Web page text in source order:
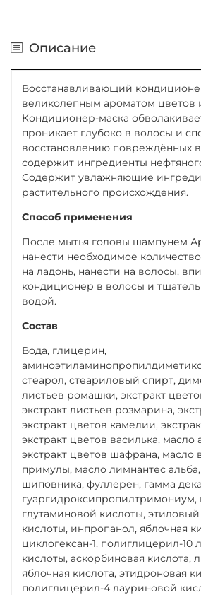
Описание
Восстанавливающий
великолепным ароматом цветов
Кондиционер-маска
проникает глубоко в волосы и
восстановлению повреждённых
содержит ингредиенты
Содержит увлажняющие
растительного происхождения.
Способ применения
После мытья головы шампунем
нанести необходимое
на ладонь, нанести на волосы,
кондиционер в волосы и
водой.
Состав
Вода, глицерин,
стеарол, стеариловый спирт,
листьев ромашки, экстракт
экстракт листьев розмарина,
экстракт цветов камелии,
экстракт цветов василька, масло
экстракт цветов шафрана, масло
примулы, масло лимнантес альба,
шиповника, фуллерен, гамма
гуаргидроксипропилтримониум,
глутаминовой кислоты,
кислоты, инпропанол, яблочная
циклогексан-1, полиглицерил-10
кислоты, аскорбиновая кислота,
яблочная кислота, этидроновая
полиглицерил-4 лауриновой